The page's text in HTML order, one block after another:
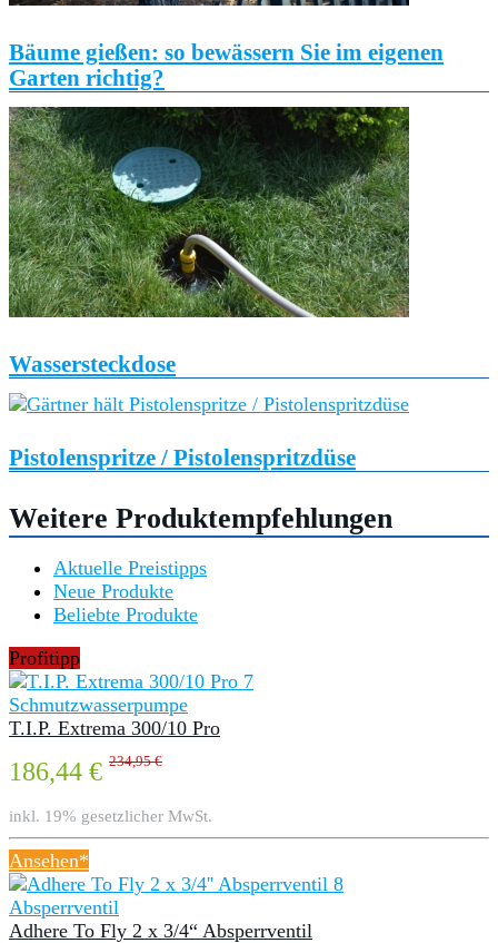
Bäume gießen: so bewässern Sie im eigenen
Garten richtig?
Wassersteckdose
Pistolenspritze / Pistolenspritzdüse
Weitere Produktempfehlungen
Aktuelle Preistipps
Neue Produkte
Beliebte Produkte
Profitipp
Schmutzwasserpumpe
T.I.P. Extrema 300/10 Pro
186,44 € 234,95 €
inkl. 19% gesetzlicher MwSt.
Ansehen*
Absperrventil
Adhere To Fly 2 x 3/4“ Absperrventil